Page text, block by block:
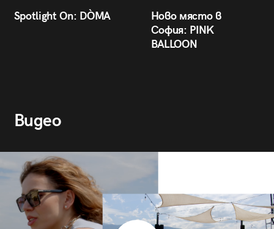
Spotlight On: DÒMA
Ново място в
София: PINK
BALLOON
Видео